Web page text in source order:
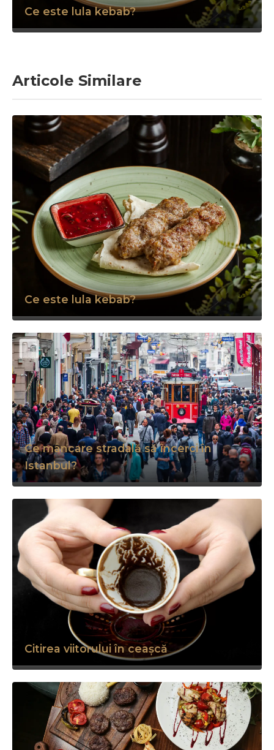
Ce este lula kebab?
Articole Similare
Ce este lula kebab?
Ce mâncare stradală să încerci în
Istanbul?
Citirea viitorului în ceașcă